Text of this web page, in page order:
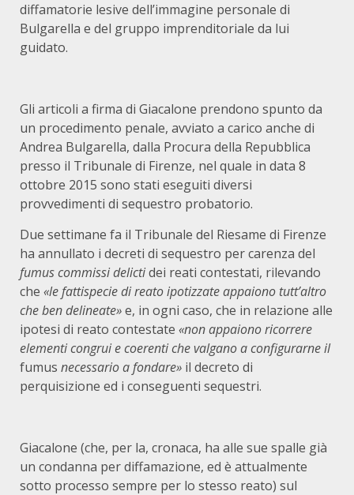
diffamatorie lesive dell’immagine personale di
Bulgarella e del gruppo imprenditoriale da lui
guidato.
Gli articoli a firma di Giacalone prendono spunto da
un procedimento penale, avviato a carico anche di
Andrea Bulgarella, dalla Procura della Repubblica
presso il Tribunale di Firenze, nel quale in data 8
ottobre 2015 sono stati eseguiti diversi
provvedimenti di sequestro probatorio.
Due settimane fa il Tribunale del Riesame di Firenze
ha annullato i decreti di sequestro per carenza del
fumus commissi delictidei reati contestati, rilevando
che «le fattispecie di reato ipotizzate appaiono tutt’altro
che ben delineate»e, in ogni caso, che in relazione alle
ipotesi di reato contestate «non appaiono ricorrere
elementi congrui e coerenti che valgano a configurarne il
fumus necessario a fondare» il decreto di
perquisizione ed i conseguenti sequestri.
Giacalone (che, per la, cronaca, ha alle sue spalle già
un condanna per diffamazione, ed è attualmente
sotto processo sempre per lo stesso reato) sul